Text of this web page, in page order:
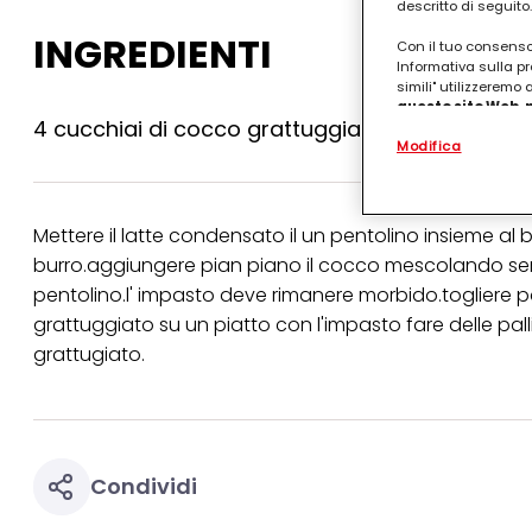
INGREDIENTI
4 cucchiai di cocco grattuggiato,1 latta di
Mettere il latte condensato il un pentolino insieme al
burro.aggiungere pian piano il cocco mescolando
pentolino.l' impasto deve rimanere morbido.togliere
grattuggiato su un piatto con l'impasto fare delle
grattugiato.
Condividi
descritto di seguito.
Con il tuo
Informativa sulla
simili" utilizzeremo
questo sito
.
(rispettivamente
terzi, conservare
identificati) su
misurare e
Puoi trovare
collegata nel piè
qualsiasi momento
Modifica